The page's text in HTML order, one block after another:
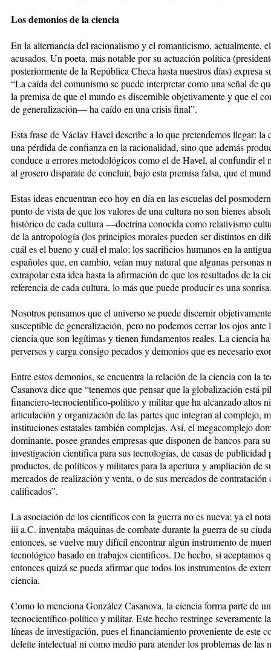
Los demonios de la ciencia
En la alternancia del racionalismo y el romanticismo, actualmente,
acusados. Un poeta, más notable por su actuación política
posteriormente de la República Checa hasta nuestros días) expresa
“La caída del comunismo se puede interpretar como una señal de
la premisa de que el mundo es discernible objetivamente y que el
de generalización— ha caído en una crisis final”.
Esta frase de Václav Havel describe a lo que pretendemos llegar: la
una pérdida de confianza en la racionalidad, sino que además
conduce a errores metodológicos como el de Havel, al confundir el
al grosero disparate de concluir, bajo esta premisa falsa, que el
Estas ideas encuentran eco hoy en día en las escuelas del
punto de vista de que los valores de una cultura no son bienes
histórico de cada cultura —doctrina conocida como relativismo
de la antropología (los principios morales pueden ser distintos en
cuál es el bueno y cuál el malo; los sacrificios humanos en la
españoles que, en cambio, veían muy natural que algunas
extrapolar esta idea hasta la afirmación de que los resultados de la
referencia de cada cultura, lo más que puede producir es una sonrisa.
Nosotros pensamos que el universo se puede discernir
susceptible de generalización, pero no podemos cerrar los ojos
ciencia que son legítimas y tienen fundamentos reales. La ciencia
perversos y carga consigo pecados y demonios que es necesario
Entre estos demonios, se encuentra la relación de la ciencia con la
Casanova dice que “tenemos que pensar que la globalización está
financiero-tecnocientífico-político y militar que ha alcanzado altos
articulación y organización de las partes que integran al complejo,
instituciones estatales también complejas. Así, el megacomplejo
dominante, posee grandes empresas que disponen de bancos para
investigación científica para sus tecnologías, de casas de
productos, de políticos y militares para la apertura y ampliación de
mercados de realización y venta, o de sus mercados de
calificados”.
La asociación de los científicos con la guerra no es nueva; ya el
iii a.C. inventaba máquinas de combate durante la guerra de su
entonces, se vuelve muy difícil encontrar algún instrumento de
tecnológico basado en trabajos científicos. De hecho, si aceptamos
entonces quizá se pueda afirmar que todos los instrumentos de
ciencia.
Como lo menciona González Casanova, la ciencia forma parte de
tecnocientífico-político y militar. Este hecho restringe severamente
líneas de investigación, pues el financiamiento proveniente de este
deleite intelectual ni como medio para atender los problemas de las